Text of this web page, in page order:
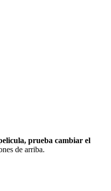
prueba cambiar el
de arriba.